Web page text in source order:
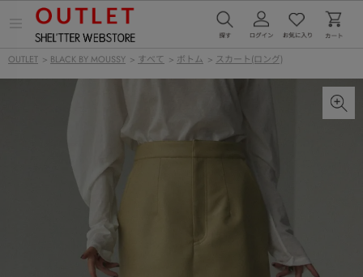
ー
を
OUTLET > BLACK BY MOUSSY > すべて > ボトム > スカート(ロング)